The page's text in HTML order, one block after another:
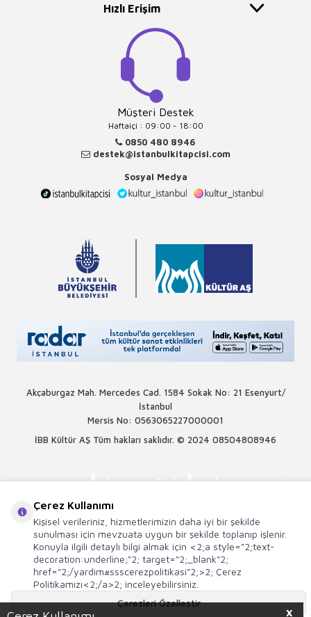
X
Hızlı Erişim
Müşteri Destek
Haftaiçi : 09:00 - 18:00
0850 480 8946
destek@istanbulkitapcisi.com
Sosyal Medya
Akçaburgaz Mah. Mercedes Cad. 1584 Sokak No: 21 Esenyurt/
İstanbul
Mersis No: 0563065227000001
İBB Kültür AŞ Tüm hakları saklıdır. © 2024 08504808946
Çerez Kullanımı
Kişisel verileriniz, hizmetlerimizin daha iyi bir şekilde
sunulması için mevzuata uygun bir şekilde toplanıp işlenir.
Konuyla ilgili detaylı bilgi almak için <2;a style="2;text-
decoration:underline;"2; target="2;_blank"2;
href="2;/yardim#ssscerezpolitikasi"2;>2; Çerez
Politikamızı<2;/a>2; inceleyebilirsiniz.
Çerezleri Özelleştir